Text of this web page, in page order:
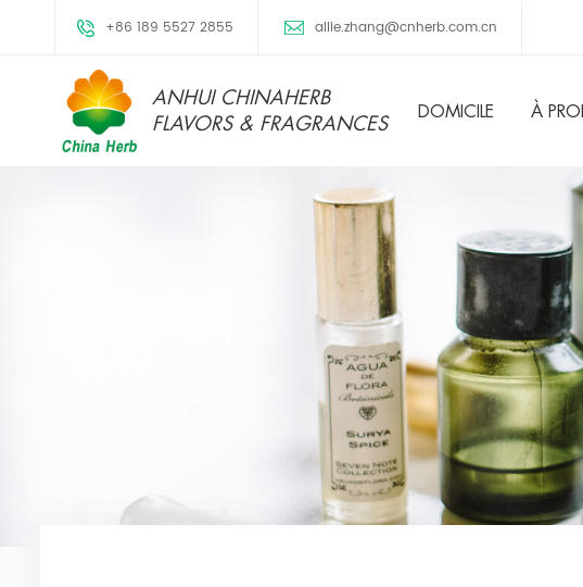
+86 189 5527 2855 allie.zhang@cnherb.com.cn
ANHUI CHINAHERB
FLAVORS & FRAGRANCES
DOMICILE À